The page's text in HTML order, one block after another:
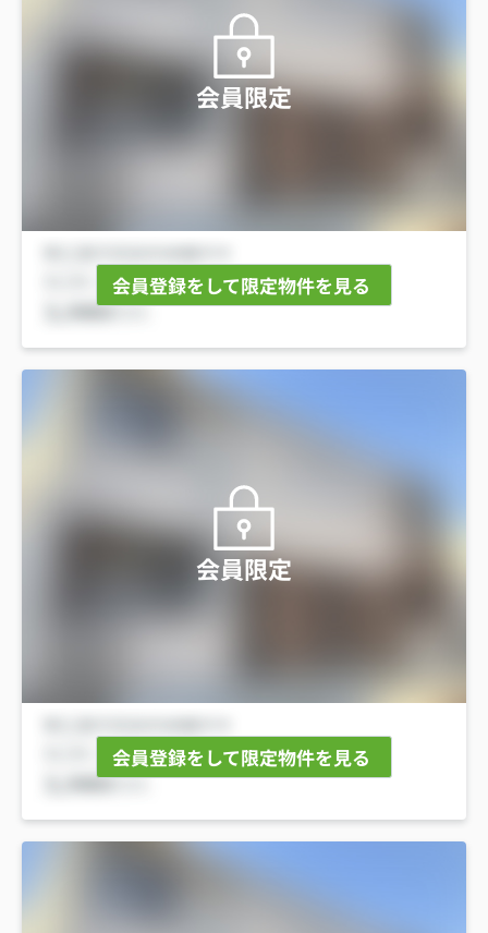
会員限定
会員登録をして限定物件を見る
会員限定
会員登録をして限定物件を見る